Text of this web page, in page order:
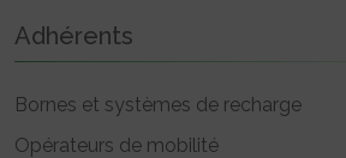
Adhérents
Bornes et systèmes de recharge
Opérateurs de mobilité